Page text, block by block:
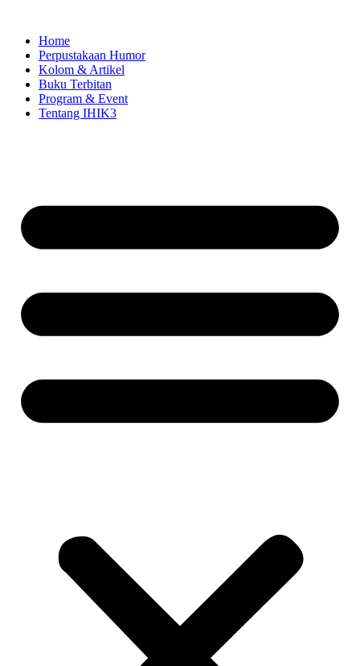
contentHome
Perpustakaan Humor
Kolom & Artikel
Buku Terbitan
Program & Event
Tentang IHIK3